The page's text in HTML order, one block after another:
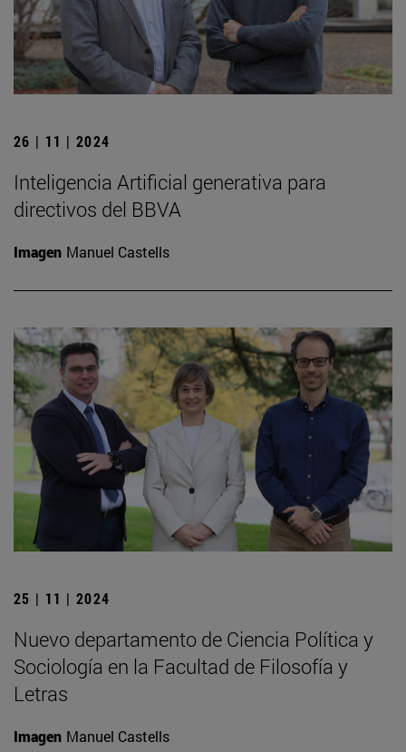
26 | 11 | 2024
Inteligencia Artificial generativa para
directivos del BBVA
Imagen Manuel Castells
25 | 11 | 2024
Nuevo departamento de Ciencia Política y
Sociología en la Facultad de Filosofía y
Letras
Imagen Manuel Castells